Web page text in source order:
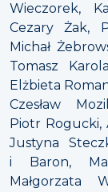
Wieczorek,
Cezary Żak,
Michał
Tomasz
Elżbieta
Czesław
Piotr Rogucki,
Justyna
i Baron,
Małgorzata